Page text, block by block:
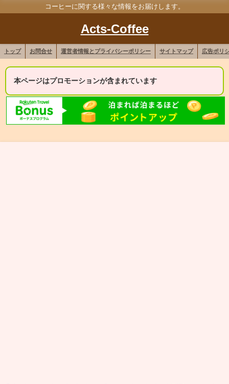
コーヒーに関する様々な情報をお届けします。
Acts-Coffee
トップ お問合せ 運営者情報とプライバシーポリシー サイトマップ 広告ポリ
本ページはプロモーションが含まれています